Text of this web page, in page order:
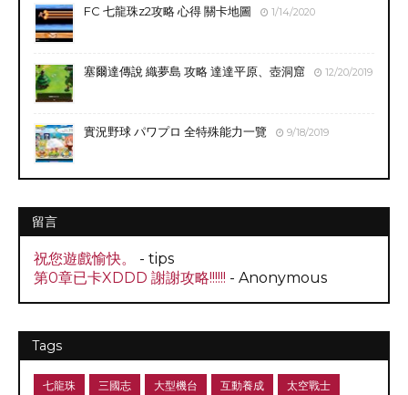
FC 七龍珠z2攻略 心得 關卡地圖 1/14/2020
塞爾達傳說 織夢島 攻略 達達平原、壺洞窟 12/20/2019
實況野球 パワプロ 全特殊能力一覽 9/18/2019
留言
祝您遊戲愉快。
- tips
第0章已卡XDDD 謝謝攻略!!!!!! - Anonymous
Tags
七龍珠 三國志 大型機台 互動養成 太空戰士